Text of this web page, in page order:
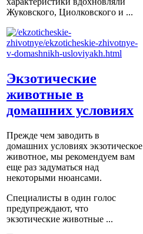
Жуковского, Циолковского и ...
Экзотические
животные в
домашних условиях
Прежде чем заводить в
домашних условиях экзотическое
животное, мы рекомендуем вам
еще раз задуматься над
некоторыми нюансами.
Специалисты в один голос
предупреждают, что
экзотические животные ...